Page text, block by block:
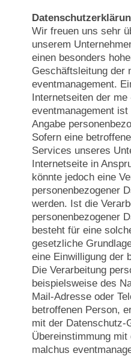
Wir freuen uns sehr
unserem
einen besonders
Geschäftsleitung der
eventmanagement.
Internetseiten der me
eventmanagement
Angabe
Sofern eine
Services unseres
Internetseite in
könnte jedoch eine
personenbezogener
werden. Ist die
personenbezogener
besteht für eine
gesetzliche
eine Einwilligung der
Die Verarbeitung
beispielsweise des
Mail-Adresse oder
betroffenen Person,
mit der Datenschutz-
Übereinstimmung mit
malchus